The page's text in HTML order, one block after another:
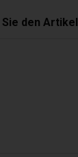
den Artikel